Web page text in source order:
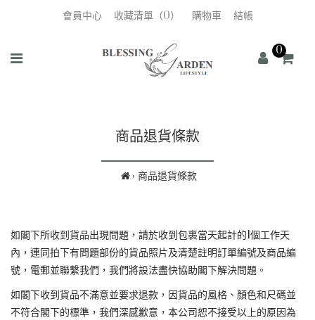
會員中心 收藏清單（0） 購物車 結帳
0
商品退貨條款
商品退貨條款
如閣下所收到貨品出現問題，請於收到包裹當天起計的1個工作天
內，連同拍下有問題部份的貨品照片及清楚註明訂單編號及商品編
號，電郵並聯繫我們，我們將設法盡快協助閣下解決問題。
如閣下收到貨品不滿意並要求退款，因貨品的風格、顏色和尺碼並
不符合閣下的標準，我們深感歉意，本公司恕不接受以上的原因為